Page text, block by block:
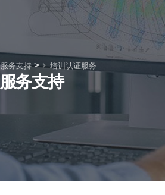
服务支持
服务支持> 培训认证服务